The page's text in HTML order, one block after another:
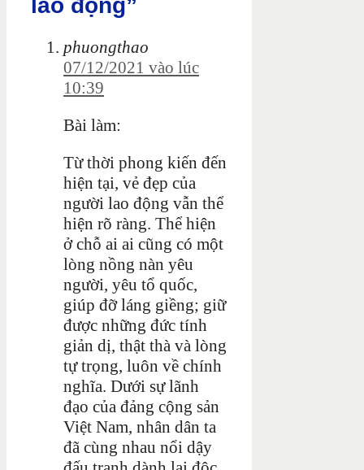
lao động”
phuongthao
07/12/2021 vào lúc
10:39
Bài làm:
Từ thời phong kiến đến
hiện tại, vẻ đẹp của
người lao động vẫn thể
hiện rõ ràng. Thể hiện
ở chỗ ai ai cũng có một
lòng nồng nàn yêu
người, yêu tổ quốc,
giúp đỡ láng giềng; giữ
được những đức tính
giản dị, thật thà và lòng
tự trọng, luôn về chính
nghĩa. Dưới sự lãnh
đạo của đảng cộng sản
Việt Nam, nhân dân ta
đã cùng nhau nổi dậy